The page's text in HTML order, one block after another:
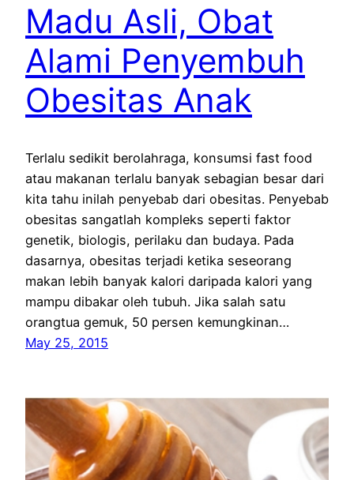
Madu Asli, Obat
Alami Penyembuh
Obesitas Anak
Terlalu sedikit berolahraga, konsumsi fast food
atau makanan terlalu banyak sebagian besar dari
kita tahu inilah penyebab dari obesitas. Penyebab
obesitas sangatlah kompleks seperti faktor
genetik, biologis, perilaku dan budaya. Pada
dasarnya, obesitas terjadi ketika seseorang
makan lebih banyak kalori daripada kalori yang
mampu dibakar oleh tubuh. Jika salah satu
orangtua gemuk, 50 persen kemungkinan…
May 25, 2015